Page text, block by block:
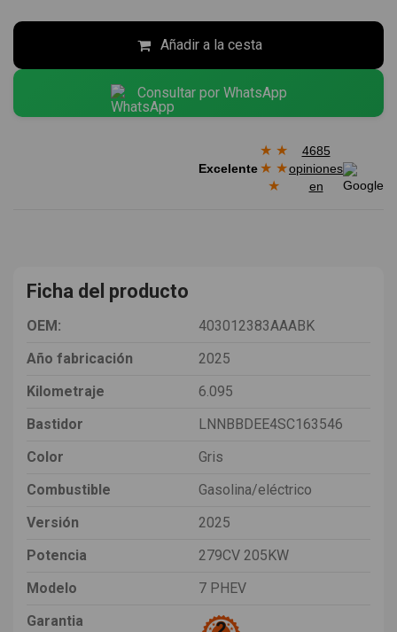
Añadir a la cesta
Consultar por WhatsApp
Excelente
★ ★
★ ★
★
4685
opiniones
en
Ficha del producto
OEM:
403012383AAABK
Año fabricación
2025
Kilometraje
6.095
Bastidor
LNNBBDEE4SC163546
Color
Gris
Combustible
Gasolina/eléctrico
Versión
2025
Potencia
279CV 205KW
Modelo
7 PHEV
Garantia